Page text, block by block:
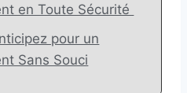
en Toute Sécurité
pour un
Sans Souci